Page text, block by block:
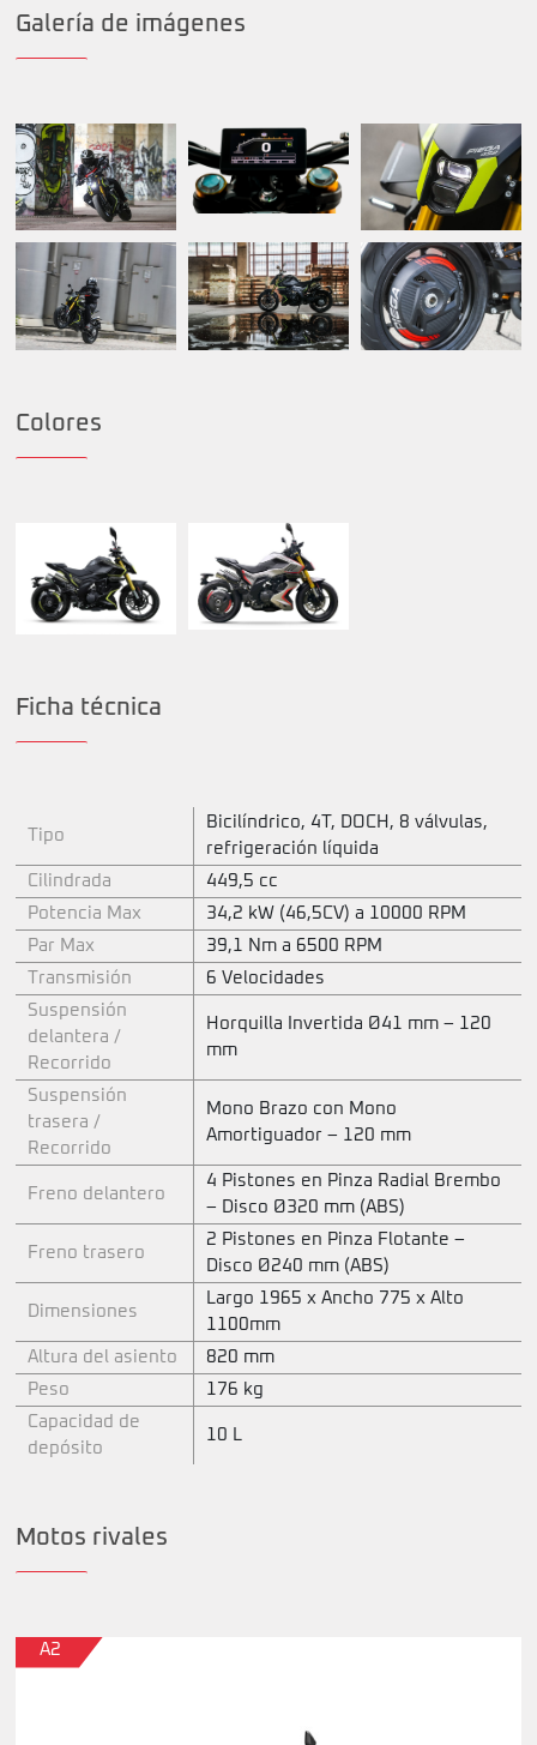
Galería de imágenes
Colores
Ficha técnica
Tipo
Bicilíndrico, 4T, DOCH, 8 válvulas,
refrigeración líquida
Cilindrada
449,5 cc
Potencia Max
34,2 kW (46,5CV) a 10000 RPM
Par Max
39,1 Nm a 6500 RPM
Transmisión
6 Velocidades
Suspensión
delantera /
Recorrido
Horquilla Invertida Ø41 mm – 120
mm
Suspensión
trasera /
Recorrido
Mono Brazo con Mono
Amortiguador – 120 mm
Freno delantero
4 Pistones en Pinza Radial Brembo
– Disco Ø320 mm (ABS)
Freno trasero
2 Pistones en Pinza Flotante –
Disco Ø240 mm (ABS)
Dimensiones
Largo 1965 x Ancho 775 x Alto
1100mm
Altura del asiento
820 mm
Peso
176 kg
Capacidad de
depósito
10 L
Motos rivales
A2